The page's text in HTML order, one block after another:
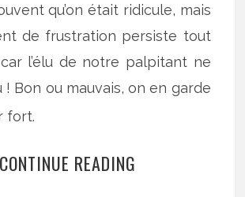
qu’on était ridicule, mais
de frustration persiste tout
l’élu de notre palpitant ne
! Bon ou mauvais, on en garde
fort.
CONTINUE READING